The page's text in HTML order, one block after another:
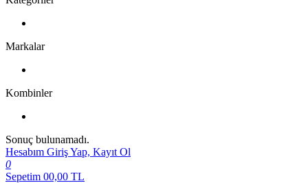
Markalar
Kombinler
Sonuç bulunamadı.
Hesabım Giriş Yap, Kayıt Ol
0
Sepetim 00,00 TL